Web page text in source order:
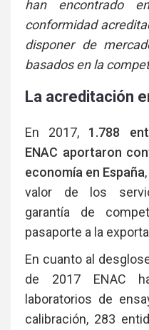
han encontrado
conformidad
disponer de
basados en la
La acreditación
En 2017, 1.788
ENAC aportaron
economía en España
valor de los
garantía de
pasaporte a la
En cuanto al
de 2017 ENAC
laboratorios de
calibración, 283